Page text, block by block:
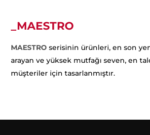
_MAESTRO
MAESTRO serisinin ürünleri, en son
arayan ve yüksek mutfağı seven, en
müşteriler için tasarlanmıştır.